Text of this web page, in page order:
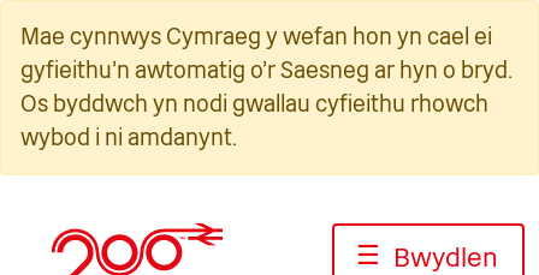
cynnwys
Mae cynnwys Cymraeg y wefan hon yn cael ei
gyfieithu'n awtomatig o'r Saesneg ar hyn o bryd.
Os byddwch yn nodi gwallau cyfieithu rhowch
wybod i ni amdanynt.
☰ Bwydlen